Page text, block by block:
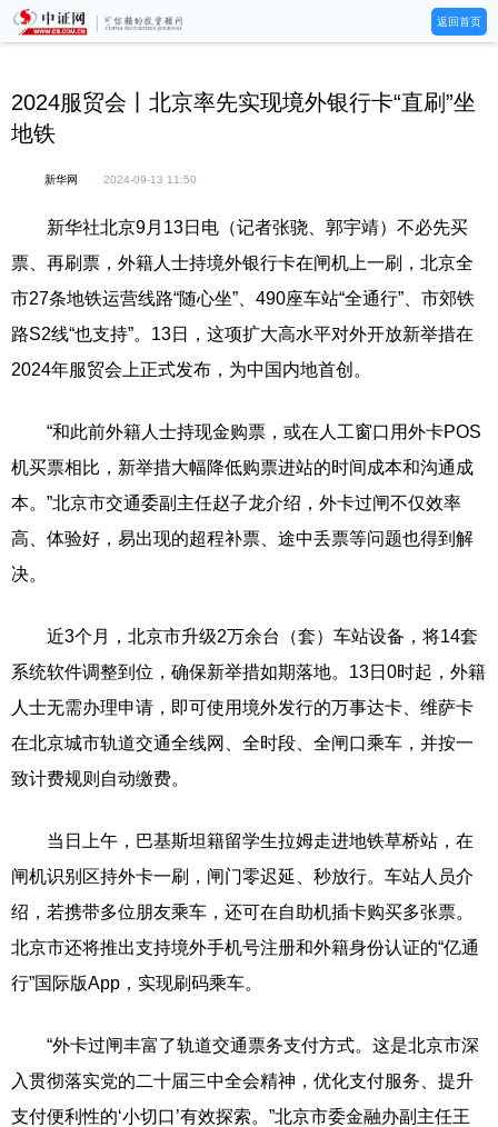
返回首页
2024服贸会丨北京率先实现境外银行卡“直刷”坐
地铁
新华网 2024-09-13 11:50
新华社北京9月13日电（记者张骁、郭宇靖）不必先买
票、再刷票，外籍人士持境外银行卡在闸机上一刷，北京全
市27条地铁运营线路“随心坐”、490座车站“全通行”、市郊铁
路S2线“也支持”。13日，这项扩大高水平对外开放新举措在
2024年服贸会上正式发布，为中国内地首创。
“和此前外籍人士持现金购票，或在人工窗口用外卡POS
机买票相比，新举措大幅降低购票进站的时间成本和沟通成
本。”北京市交通委副主任赵子龙介绍，外卡过闸不仅效率
高、体验好，易出现的超程补票、途中丢票等问题也得到解
决。
近3个月，北京市升级2万余台（套）车站设备，将14套
系统软件调整到位，确保新举措如期落地。13日0时起，外籍
人士无需办理申请，即可使用境外发行的万事达卡、维萨卡
在北京城市轨道交通全线网、全时段、全闸口乘车，并按一
致计费规则自动缴费。
当日上午，巴基斯坦籍留学生拉姆走进地铁草桥站，在
闸机识别区持外卡一刷，闸门零迟延、秒放行。车站人员介
绍，若携带多位朋友乘车，还可在自助机插卡购买多张票。
北京市还将推出支持境外手机号注册和外籍身份认证的“亿通
行”国际版App，实现刷码乘车。
“外卡过闸丰富了轨道交通票务支付方式。这是北京市深
入贯彻落实党的二十届三中全会精神，优化支付服务、提升
支付便利性的‘小切口’有效探索。”北京市委金融办副主任王